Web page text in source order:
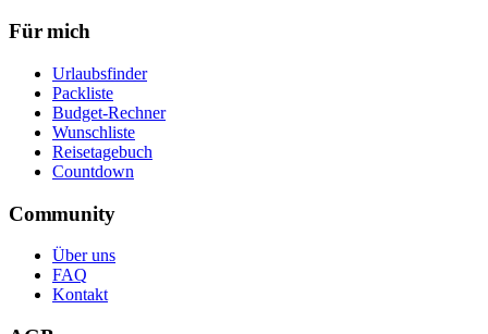
Für mich
Urlaubsfinder
Packliste
Budget-Rechner
Wunschliste
Reisetagebuch
Countdown
Community
Über uns
FAQ
Kontakt